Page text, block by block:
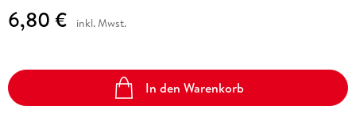
6,80 € inkl. Mwst.
In den Warenkorb